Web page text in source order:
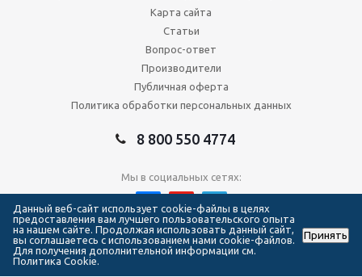
Карта сайта
Статьи
Вопрос-ответ
Производители
Публичная оферта
Политика обработки персональных данных
8 800 550 4774
Мы в социальных сетях:
2026 © Сеть магазинов Forma Hockey
111
Данный веб-сайт использует cookie-файлы в целях
предоставления вам лучшего пользовательского опыта
на нашем сайте. Продолжая использовать данный сайт,
вы соглашаетесь с использованием нами cookie-файлов.
Для получения дополнительной информации см.
Политика Cookie.
Принять